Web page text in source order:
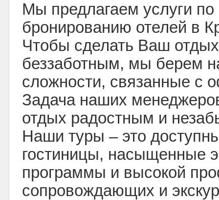
Мы предлагаем услуги по
бронированию отелей в
Чтобы сделать Ваш
беззаботным, мы берем
сложности, связанные с
Задача наших
отдых радостным и
Наши туры – это
гостиницы, насыщенные
программы и высокой
сопровождающих и